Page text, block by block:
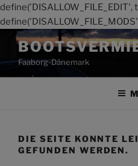
define('DISALLOW_FILE_EDIT',
Zum
Inhalt
springenFaaborg-Dänemark
DIE SEITE KONNTE
GEFUNDEN WERDEN.